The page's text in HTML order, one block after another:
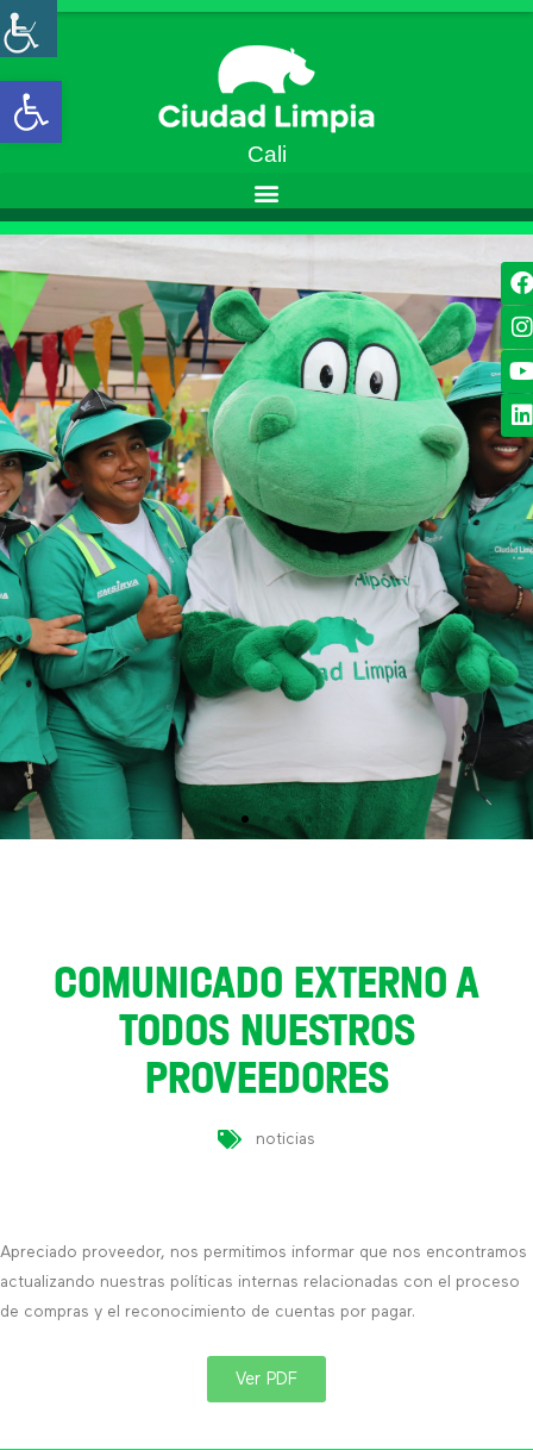
Open toolbar
Cali
COMUNICADO EXTERNO A
TODOS NUESTROS
PROVEEDORES
noticias
Apreciado proveedor, nos permitimos informar que nos encontramos
actualizando nuestras políticas internas relacionadas con el proceso
de compras y el reconocimiento de cuentas por pagar.
Ver PDF